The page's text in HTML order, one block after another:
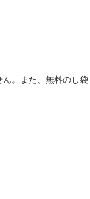
。また、無料のし袋